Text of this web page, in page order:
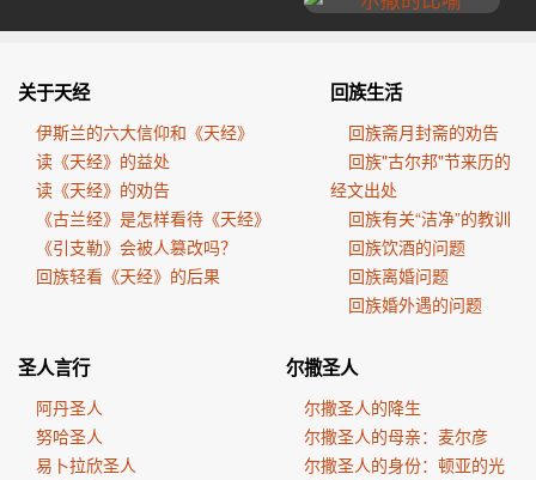
关于天经
伊斯兰的六大信仰和《天经》
读《天经》的益处
读《天经》的劝告
《古兰经》是怎样看待《天经》
《引支勒》会被人篡改吗？
回族轻看《天经》的后果
回族生活
回族斋月封斋的劝告
回族"古尔邦"节来历的
经文出处
回族有关“洁净”的教训
回族饮酒的问题
回族离婚问题
回族婚外遇的问题
圣人言行
阿丹圣人
努哈圣人
易卜拉欣圣人
尔撒圣人
尔撒圣人的降生
尔撒圣人的母亲：麦尔彦
尔撒圣人的身份：顿亚的光